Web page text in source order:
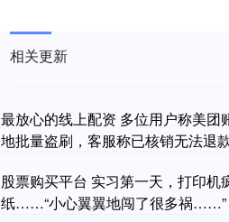
相关更新
最放心的线上配资 多位用户称美团
地批量盗刷，客服称已核销无法退
股票购买平台 实习第一天，打印机
纸……“小心翼翼地闯了很多祸……”